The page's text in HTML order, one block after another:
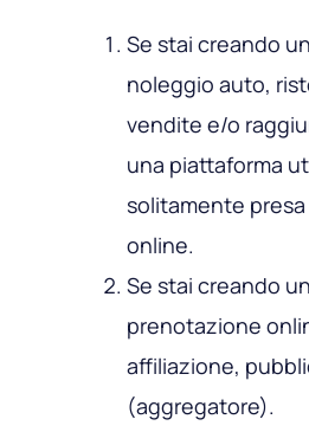
Se stai creando
noleggio auto,
vendite e/o
una piattaforma
solitamente
online.
Se stai creando
prenotazione
affiliazione,
(aggregatore).